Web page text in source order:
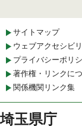
サイトマップ
ウェブアクセシビ
プライバシーポリ
著作権・リンクに
関係機関リンク集
埼玉県庁